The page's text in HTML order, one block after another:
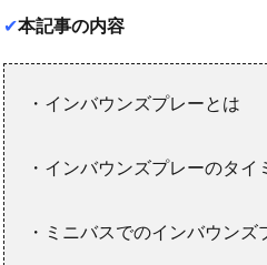
✔︎本記事の内容
・インバウンズプレーとは
・インバウンズプレーのタイ
・ミニバスでのインバウンズ